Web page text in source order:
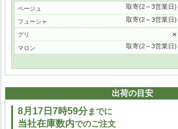
ベージュ 取寄(2～3営業日)
フューシャ 取寄(2～3営業日)
グリ ×
マロン 取寄(2～3営業日)
出荷の目安
8月17日7時59分までに
当社在庫数内でのご注文